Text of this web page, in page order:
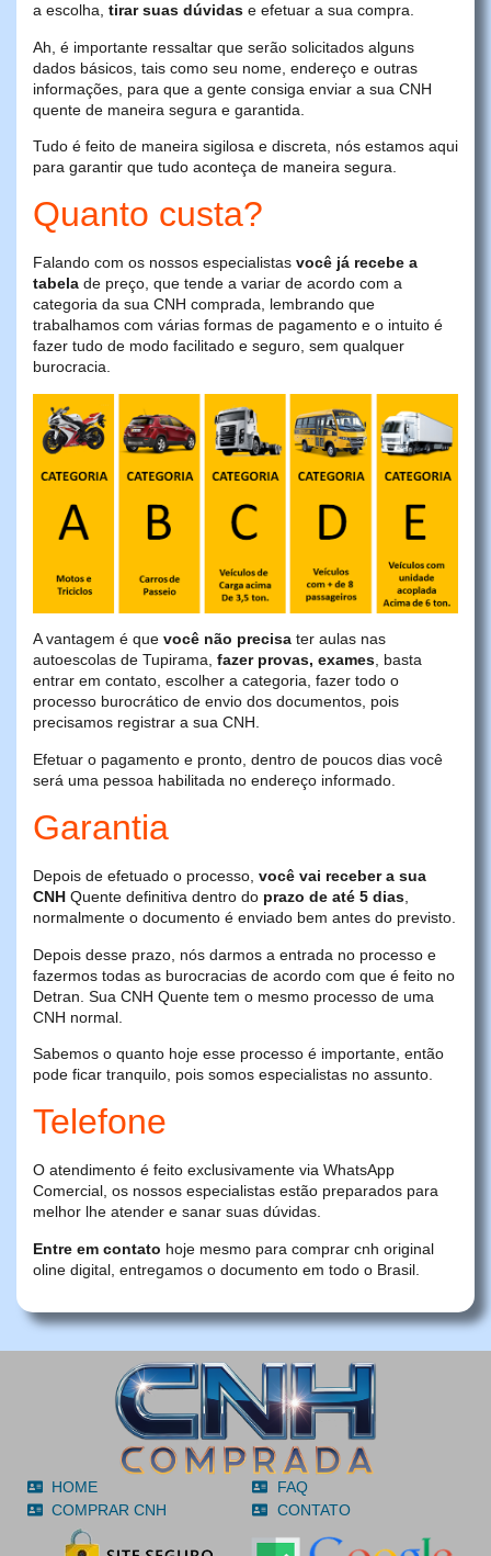
a escolha, tirar suas dúvidas e efetuar a sua compra.
Ah, é importante ressaltar que serão solicitados alguns
dados básicos, tais como seu nome, endereço e outras
informações, para que a gente consiga enviar a sua CNH
quente de maneira segura e garantida.
Tudo é feito de maneira sigilosa e discreta, nós estamos aqui
para garantir que tudo aconteça de maneira segura.
Quanto custa?
Falando com os nossos especialistas você já recebe a
tabela de preço, que tende a variar de acordo com a
categoria da sua CNH comprada, lembrando que
trabalhamos com várias formas de pagamento e o intuito é
fazer tudo de modo facilitado e seguro, sem qualquer
burocracia.
A vantagem é que você não precisa ter aulas nas
autoescolas de Tupirama, fazer provas, exames, basta
entrar em contato, escolher a categoria, fazer todo o
processo burocrático de envio dos documentos, pois
precisamos registrar a sua CNH.
Efetuar o pagamento e pronto, dentro de poucos dias você
será uma pessoa habilitada no endereço informado.
Garantia
Depois de efetuado o processo, você vai receber a sua
CNH Quente definitiva dentro do prazo de até 5 dias,
normalmente o documento é enviado bem antes do previsto.
Depois desse prazo, nós darmos a entrada no processo e
fazermos todas as burocracias de acordo com que é feito no
Detran. Sua CNH Quente tem o mesmo processo de uma
CNH normal.
Sabemos o quanto hoje esse processo é importante, então
pode ficar tranquilo, pois somos especialistas no assunto.
Telefone
O atendimento é feito exclusivamente via WhatsApp
Comercial, os nossos especialistas estão preparados para
melhor lhe atender e sanar suas dúvidas.
Entre em contato hoje mesmo para comprar cnh original
oline digital, entregamos o documento em todo o Brasil.
HOME
COMPRAR CNH
FAQ
CONTATO